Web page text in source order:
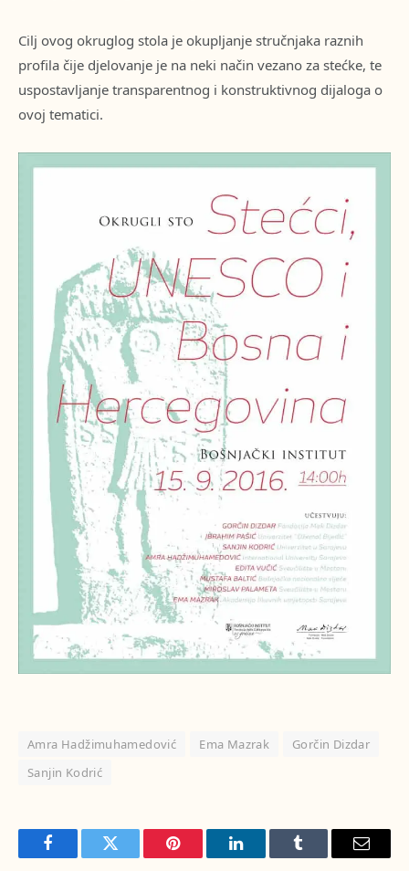
Cilj ovog okruglog stola je okupljanje stručnjaka raznih
profila čije djelovanje je na neki način vezano za stećke, te
uspostavljanje transparentnog i konstruktivnog dijaloga o
ovoj tematici.
Amra Hadžimuhamedović Ema Mazrak
Gorčin Dizdar
Sanjin Kodrić
FacebookTwitter Pinterest LinkedInTumblr Email